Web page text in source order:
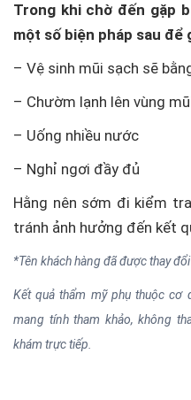
Trong khi chờ đến gặp
một số biện pháp sau để
– Vệ sinh mũi sạch sẽ
– Chườm lạnh lên vùng
– Uống nhiều nước
– Nghỉ ngơi đầy đủ
Hằng nên sớm đi kiểm
tránh ảnh hưởng đến kết
*Tên khách hàng đã được thay đổi
Kết quả thẩm mỹ phụ thuộc
mang tính tham khảo, không
khám trực tiếp.